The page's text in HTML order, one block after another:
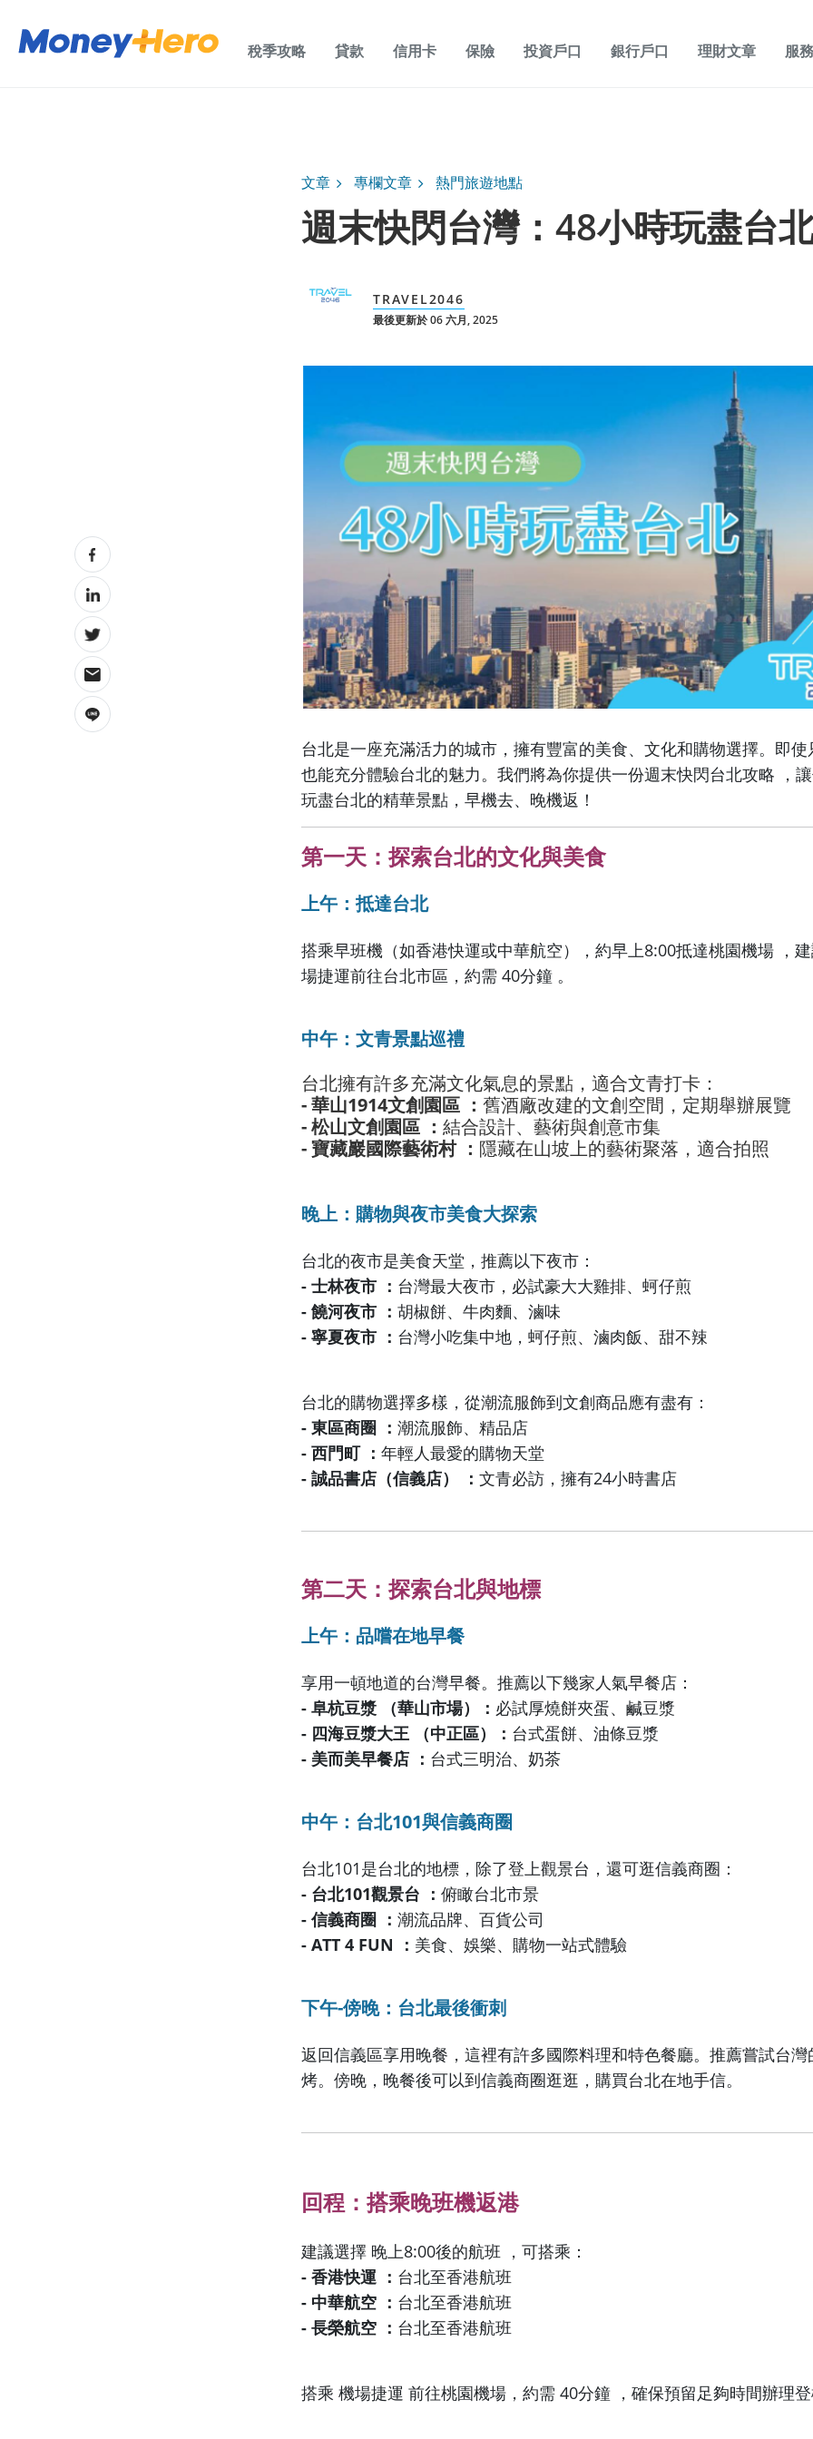
稅季攻略 貸款 信用卡 保險 投資戶口 銀行戶口 理財文章 服
文章 專欄文章 熱門旅遊地點
週末快閃台灣：48小時玩盡台
TRAVEL2046
最後更新於 06 六月, 2025
台北是一座充滿活力的城市，擁有豐富的美食、文化和購物選擇。即使
也能充分體驗台北的魅力。我們將為你提供一份週末快閃台北攻略 ，
玩盡台北的精華景點，早機去、晚機返！
第一天：探索台北的文化與美食
上午：抵達台北
搭乘早班機（如香港快運或中華航空），約早上8:00抵達桃園機場 ，
場捷運前往台北市區，約需 40分鐘 。
中午：文青景點巡禮
台北擁有許多充滿文化氣息的景點，適合文青打卡：
- 華山1914文創園區 ： 舊酒廠改建的文創空間，定期舉辦展覽
- 松山文創園區 ： 結合設計、藝術與創意市集
- 寶藏巖國際藝術村 ： 隱藏在山坡上的藝術聚落，適合拍照
晚上：購物與夜市美食大探索
台北的夜市是美食天堂，推薦以下夜市：
- 士林夜市 ： 台灣最大夜市，必試豪大大雞排、蚵仔煎
- 饒河夜市 ： 胡椒餅、牛肉麵、滷味
- 寧夏夜市 ： 台灣小吃集中地，蚵仔煎、滷肉飯、甜不辣
台北的購物選擇多樣，從潮流服飾到文創商品應有盡有：
- 東區商圈 ： 潮流服飾、精品店
- 西門町 ： 年輕人最愛的購物天堂
- 誠品書店（信義店） ： 文青必訪，擁有24小時書店
第二天：探索台北與地標
上午：品嚐在地早餐
享用一頓地道的台灣早餐。推薦以下幾家人氣早餐店：
- 阜杭豆漿 （華山市場）： 必試厚燒餅夾蛋、鹹豆漿
- 四海豆漿大王 （中正區）： 台式蛋餅、油條豆漿
- 美而美早餐店 ： 台式三明治、奶茶
中午：台北101與信義商圈
台北101是台北的地標，除了登上觀景台，還可逛信義商圈：
- 台北101觀景台 ： 俯瞰台北市景
- 信義商圈 ： 潮流品牌、百貨公司
- ATT 4 FUN ： 美食、娛樂、購物一站式體驗
下午-傍晚：台北最後衝刺
返回信義區享用晚餐，這裡有許多國際料理和特色餐廳。推薦嘗試台
烤。傍晚，晚餐後可以到信義商圈逛逛，購買台北在地手信。
回程：搭乘晚班機返港
建議選擇 晚上8:00後的航班 ，可搭乘：
- 香港快運 ： 台北至香港航班
- 中華航空 ： 台北至香港航班
- 長榮航空 ： 台北至香港航班
搭乘 機場捷運 前往桃園機場，約需 40分鐘 ，確保預留足夠時間辦理登